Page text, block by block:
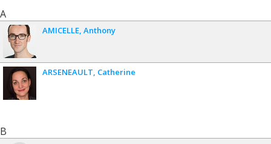
A
AMICELLE Anthony
ARSENEAULT Catherine
B